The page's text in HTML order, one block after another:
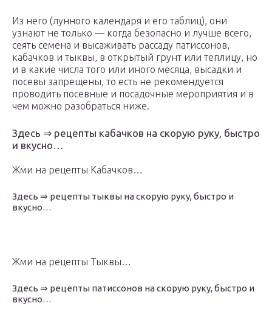
Из него (лунного календаря и его таблиц), они
узнают не только — когда безопасно и лучше всего,
сеять семена и высаживать рассаду патиссонов,
кабачков и тыквы, в открытый грунт или теплицу, но
и в какие числа того или иного месяца, высадки и
посевы запрещены, то есть не рекомендуется
проводить посевные и посадочные мероприятия и в
чем можно разобраться ниже.
Здесь ⇒ рецепты кабачков на скорую руку, быстро
и вкусно…
Жми на рецепты Кабачков…
Здесь ⇒ рецепты тыквы на скорую руку, быстро и
вкусно…
Жми на рецепты Тыквы…
Здесь ⇒ рецепты патиссонов на скорую руку, быстро и
вкусно…